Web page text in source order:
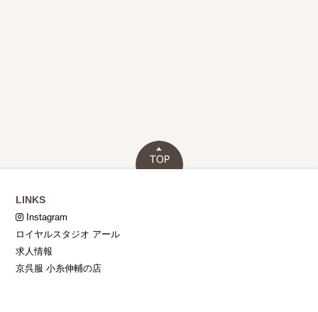
LINKS
Instagram
ロイヤルスタジオ アール
求人情報
京呉服 小糸伸輔の店